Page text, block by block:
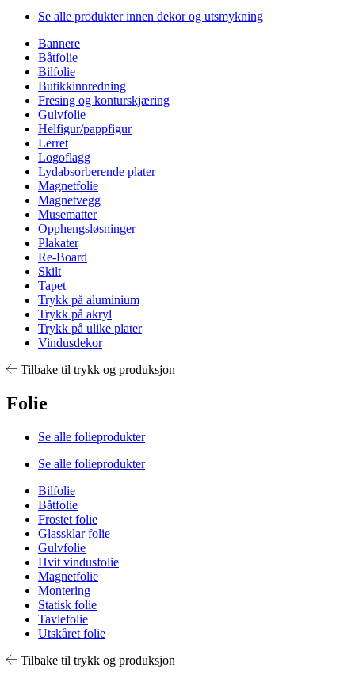
Se alle produkter innen dekor og utsmykning
Bannere
Båtfolie
Bilfolie
Butikkinnredning
Fresing og konturskjæring
Gulvfolie
Helfigur/pappfigur
Lerret
Logoflagg
Lydabsorberende plater
Magnetfolie
Magnetvegg
Musematter
Opphengsløsninger
Plakater
Re-Board
Skilt
Tapet
Trykk på aluminium
Trykk på akryl
Trykk på ulike plater
Vindusdekor
Tilbake til trykk og produksjon
Folie
Se alle folieprodukter
Se alle folieprodukter
Bilfolie
Båtfolie
Frostet folie
Glassklar folie
Gulvfolie
Hvit vindusfolie
Magnetfolie
Montering
Statisk folie
Tavlefolie
Utskåret folie
Tilbake til trykk og produksjon